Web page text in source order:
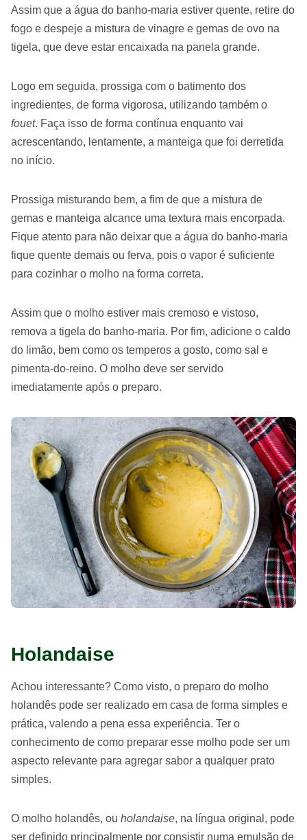
Assim que a água do banho-maria estiver quente, retire do
fogo e despeje a mistura de vinagre e gemas de ovo na
tigela, que deve estar encaixada na panela grande.
Logo em seguida, prossiga com o batimento dos
ingredientes, de forma vigorosa, utilizando também o
fouet. Faça isso de forma contínua enquanto vai
acrescentando, lentamente, a manteiga que foi derretida
no início.
Prossiga misturando bem, a fim de que a mistura de
gemas e manteiga alcance uma textura mais encorpada.
Fique atento para não deixar que a água do banho-maria
fique quente demais ou ferva, pois o vapor é suficiente
para cozinhar o molho na forma correta.
Assim que o molho estiver mais cremoso e vistoso,
remova a tigela do banho-maria. Por fim, adicione o caldo
do limão, bem como os temperos a gosto, como sal e
pimenta-do-reino. O molho deve ser servido
imediatamente após o preparo.
Holandaise
Achou interessante? Como visto, o preparo do molho
holandês pode ser realizado em casa de forma simples e
prática, valendo a pena essa experiência. Ter o
conhecimento de como preparar esse molho pode ser um
aspecto relevante para agregar sabor a qualquer prato
simples.
O molho holandês, ou holandaise, na língua original, pode
ser definido principalmente por consistir numa emulsão de